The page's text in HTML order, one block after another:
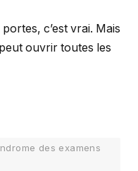
c’est vrai. Mais
ouvrir toutes les
des examens